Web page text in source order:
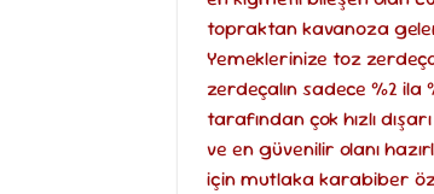
topraktan kavanoza
Yemeklerinize toz
zerdeçalın sadece %2
tarafından çok hızlı
ve en güvenilir olanı
için mutlaka karabiber